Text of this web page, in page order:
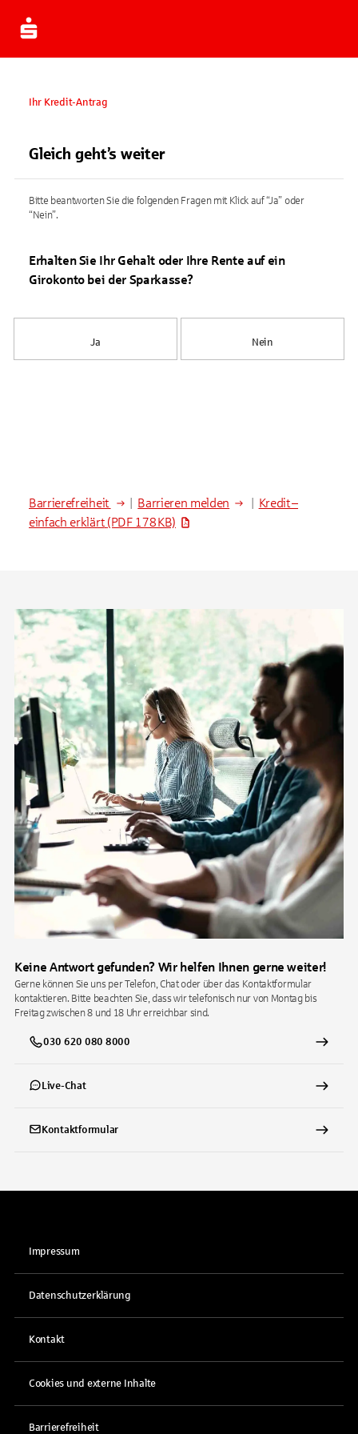
Ihr Kredit-Antrag
Gleich geht’s weiter
Bitte beantworten Sie die folgenden Fragen mit Klick auf “Ja” oder
“Nein”.
Erhalten Sie Ihr Gehalt oder Ihre Rente auf ein
Girokonto bei der Sparkasse?
Ja Nein
Barrierefreiheit Barrieren melden
Kredit –
einfach erklärt (PDF 178 KB)
Keine Antwort gefunden? Wir helfen Ihnen gerne weiter!
Gerne können Sie uns per Telefon, Chat oder über das Kontaktformular
kontaktieren. Bitte beachten Sie, dass wir telefonisch nur von Montag bis
Freitag zwischen 8 und 18 Uhr erreichbar sind.
030 620 080 8000
Live-Chat
Kontaktformular
Impressum
Datenschutzerklärung
Kontakt
Cookies und externe Inhalte
Barrierefreiheit